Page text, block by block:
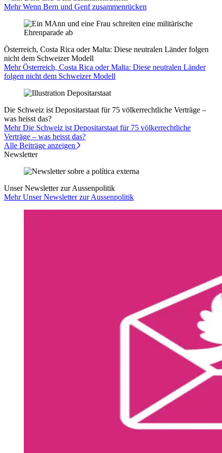
Mehr Wenn Bern und Genf zusammenrücken
Österreich, Costa Rica oder Malta: Diese neutralen Länder folgen
nicht dem Schweizer Modell
Mehr Österreich, Costa Rica oder Malta: Diese neutralen Länder
folgen nicht dem Schweizer Modell
Die Schweiz ist Depositarstaat für 75 völkerrechtliche Verträge –
was heisst das?
Mehr Die Schweiz ist Depositarstaat für 75 völkerrechtliche
Verträge – was heisst das?
Alle Beiträge anzeigen
Newsletter
Unser Newsletter zur Aussenpolitik
Mehr Unser Newsletter zur Aussenpolitik